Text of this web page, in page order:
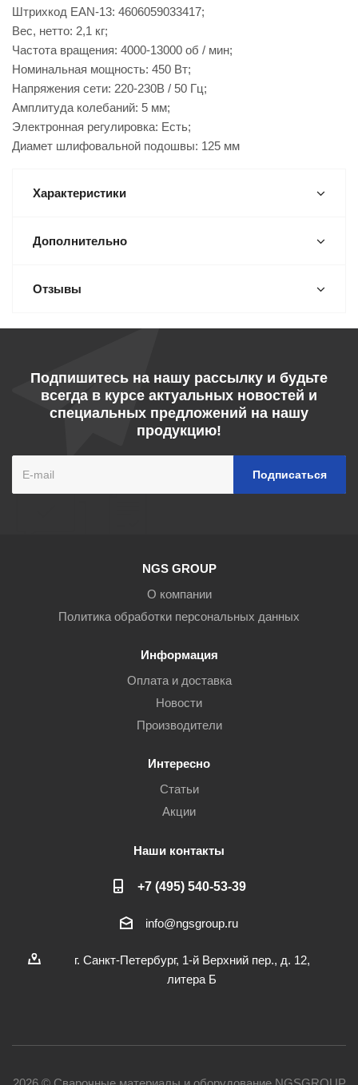
Штрихкод EAN-13: 4606059033417;
Вес, нетто: 2,1 кг;
Частота вращения: 4000-13000 об / мин;
Номинальная мощность: 450 Вт;
Напряжения сети: 220-230В / 50 Гц;
Амплитуда колебаний: 5 мм;
Электронная регулировка: Есть;
Диамет шлифовальной подошвы: 125 мм
Характеристики
Дополнительно
Отзывы
Подпишитесь на нашу рассылку и будьте
всегда в курсе актуальных новостей и
специальных предложений на нашу
продукцию!
NGS GROUP
О компании
Политика обработки персональных данных
Информация
Оплата и доставка
Новости
Производители
Интересно
Статьи
Акции
Наши контакты
+7 (495) 540-53-39
info@ngsgroup.ru
г. Санкт-Петербург, 1-й Верхний пер., д. 12,
литера Б